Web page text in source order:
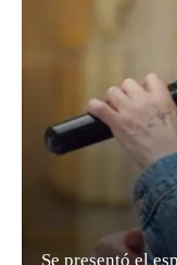
Se presentó el